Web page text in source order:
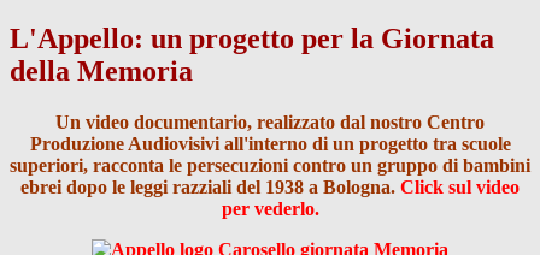
L'Appello: un progetto per la Giornata
della Memoria
Un video documentario, realizzato dal nostro Centro
Produzione Audiovisivi all'interno di un progetto tra scuole
superiori, racconta le persecuzioni contro un gruppo di bambini
ebrei dopo le leggi razziali del 1938 a Bologna. Click sul video
per vederlo.